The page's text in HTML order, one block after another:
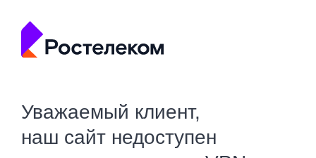
Уважаемый клиент,
наш сайт недоступен